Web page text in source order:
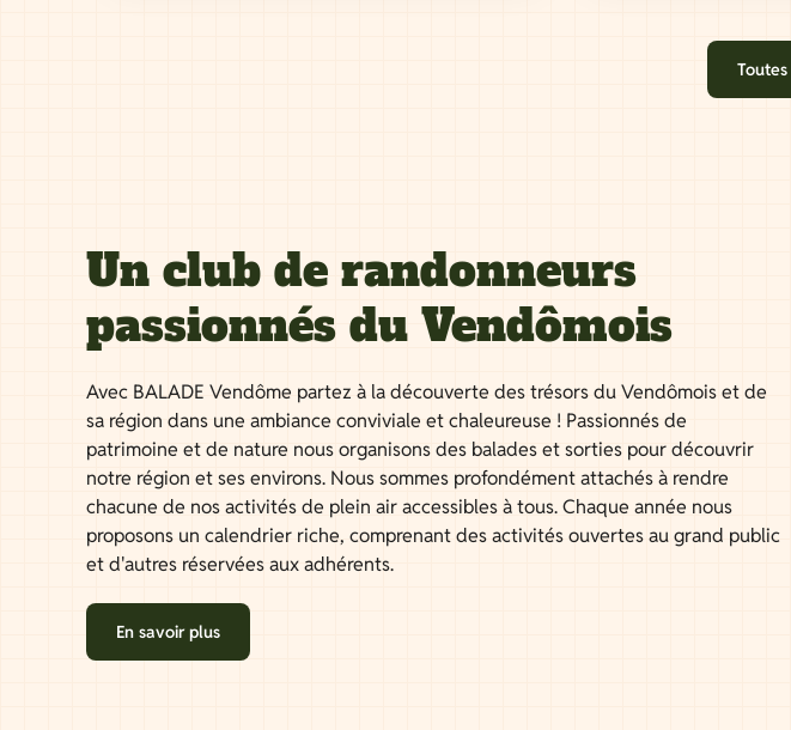
Un club de randonneurs
passionnés du Vendômois
Avec BALADE Vendôme partez à la découverte des trésors du Vendômois et de
sa région dans une ambiance conviviale et chaleureuse ! Passionnés de
patrimoine et de nature nous organisons des balades et sorties pour découvrir
notre région et ses environs. Nous sommes profondément attachés à rendre
chacune de nos activités de plein air accessibles à tous. Chaque année nous
proposons un calendrier riche, comprenant des activités ouvertes au grand public
et d'autres réservées aux adhérents.
En savoir plus